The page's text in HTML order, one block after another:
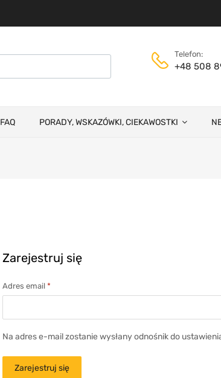
Telefon:
+48 508
FAQ PORADY, WSKAZÓWKI, CIEKAWOSTKI
Zarejestruj się
Adres email *
Na adres e-mail zostanie wysłany odnośnik do
Zarejestruj się